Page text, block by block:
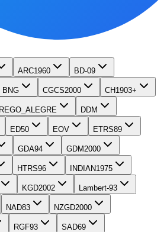
ARC1960 BD-09
BNG CGCS2000 CH1903+
DDM
ED50 EOV ETRS89
GDA94 GDM2000
HTRS96 INDIAN1975
KGD2002 Lambert-93
NAD83 NZGD2000
RGF93 SAD69